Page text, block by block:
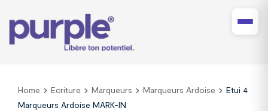
Home Ecriture Marqueurs Marqueurs Ardoise
Etui 4
Marqueurs Ardoise MARK-IN